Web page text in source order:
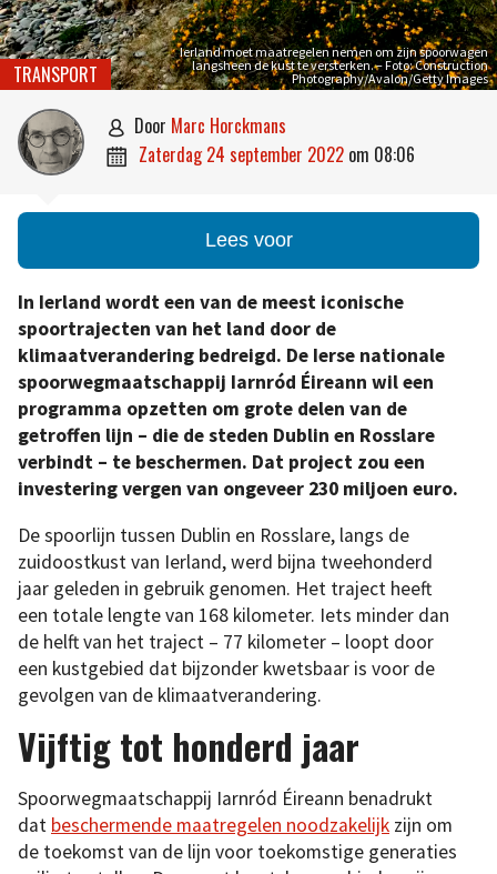
Ierland moet maatregelen nemen om zijn spoorwagen
langsheen de kust te versterken. – Foto: Construction
Photography/Avalon/Getty Images
TRANSPORT
 door Marc Horckmans
 zaterdag 24 september 2022 om 08:06
Lees voor
In Ierland wordt een van de meest iconische
spoortrajecten van het land door de
klimaatverandering bedreigd. De Ierse nationale
spoorwegmaatschappij Iarnród Éireann wil een
programma opzetten om grote delen van de
getroffen lijn – die de steden Dublin en Rosslare
verbindt – te beschermen. Dat project zou een
investering vergen van ongeveer 230 miljoen euro.
De spoorlijn tussen Dublin en Rosslare, langs de
zuidoostkust van Ierland, werd bijna tweehonderd
jaar geleden in gebruik genomen. Het traject heeft
een totale lengte van 168 kilometer. Iets minder dan
de helft van het traject – 77 kilometer – loopt door
een kustgebied dat bijzonder kwetsbaar is voor de
gevolgen van de klimaatverandering.
Vijftig tot honderd jaar
Spoorwegmaatschappij Iarnród Éireann benadrukt
dat beschermende maatregelen noodzakelijk zijn om
de toekomst van de lijn voor toekomstige generaties